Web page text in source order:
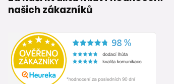
našich zákazníků